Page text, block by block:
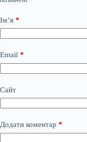
Ім’я *
Email *
Сайт
Додати коментар *